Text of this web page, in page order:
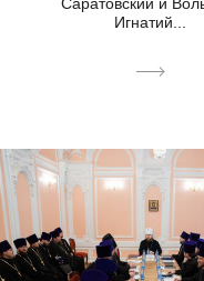
Игнатий...